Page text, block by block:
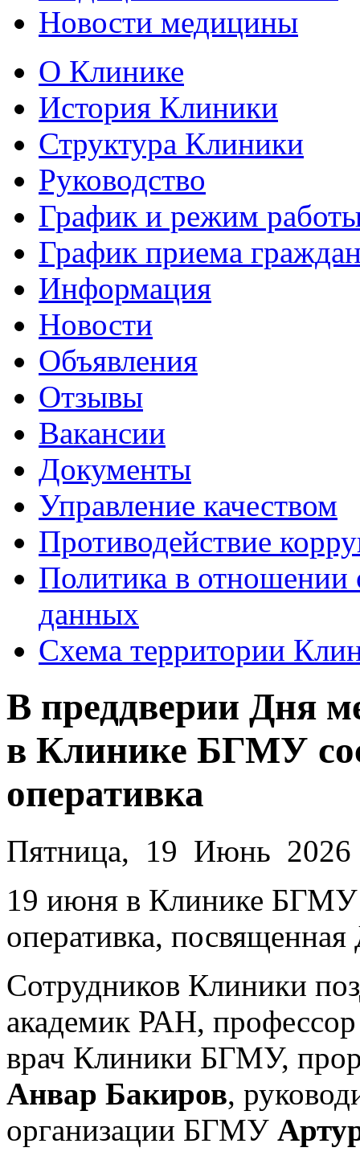
Новости медицины
О Клинике
История Клиники
Структура Клиники
Руководство
График и режим
График приема
Информация
Новости
Объявления
Отзывы
Вакансии
Документы
Управление качеством
Противодействие
Политика в отношении
данных
Схема территории
В преддверии Дня
в Клинике БГМУ
оперативка
Пятница, 19 Июнь 2026
19 июня в Клинике БГМУ
оперативка,
Сотрудников Клиники
академик РАН,
врач Клиники БГМУ,
Анвар Бакиров,
организации БГМУ